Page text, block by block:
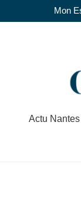
Mon
Actu